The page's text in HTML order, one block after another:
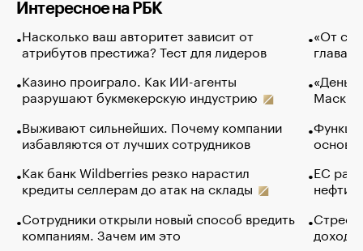
Интересное на РБК
Насколько ваш авторитет зависит от
атрибутов престижа? Тест для лидеров
Казино проиграло. Как ИИ-агенты
разрушают букмекерскую индустрию
Выживают сильнейших. Почему компании
избавляются от лучших сотрудников
Как банк Wildberries резко нарастил
кредиты селлерам до атак на склады
Сотрудники открыли новый способ вредить
компаниям. Зачем им это
«От
глава
Маск в
основ
ЕС
нефти